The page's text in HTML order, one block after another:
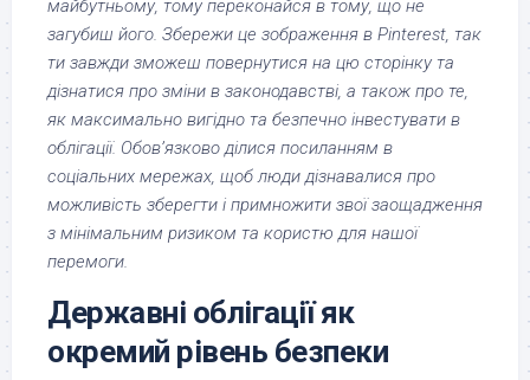
майбутньому, тому переконайся в тому, що не
загубиш його. Збережи це зображення в Pinterest, так
ти завжди зможеш повернутися на цю сторінку та
дізнатися про зміни в законодавстві, а також про те,
як максимально вигідно та безпечно інвестувати в
облігації. Обов’язково ділися посиланням в
соціальних мережах, щоб люди дізнавалися про
можливість зберегти і примножити звої заощадження
з мінімальним ризиком та користю для нашої
перемоги.
Державні облігації як
окремий рівень безпеки